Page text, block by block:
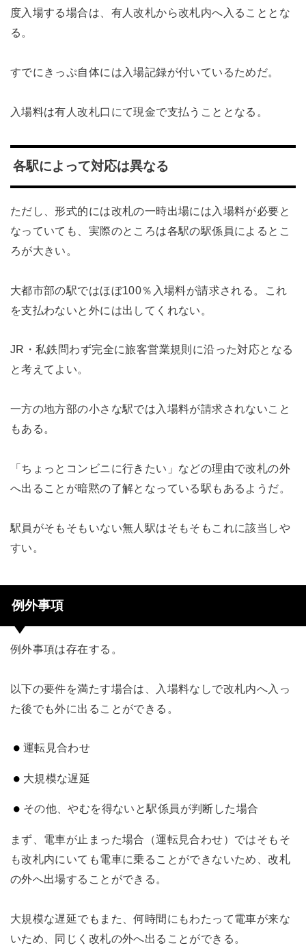
度入場する場合は、有人改札から改札内へ入ることとな
る。
すでにきっぷ自体には入場記録が付いているためだ。
入場料は有人改札口にて現金で支払うこととなる。
各駅によって対応は異なる
ただし、形式的には改札の一時出場には入場料が必要と
なっていても、実際のところは各駅の駅係員によるとこ
ろが大きい。
大都市部の駅ではほぼ100％入場料が請求される。これ
を支払わないと外には出してくれない。
JR・私鉄問わず完全に旅客営業規則に沿った対応となる
と考えてよい。
一方の地方部の小さな駅では入場料が請求されないこと
もある。
「ちょっとコンビニに行きたい」などの理由で改札の外
へ出ることが暗黙の了解となっている駅もあるようだ。
駅員がそもそもいない無人駅はそもそもこれに該当しや
すい。
例外事項
例外事項は存在する。
以下の要件を満たす場合は、入場料なしで改札内へ入っ
た後でも外に出ることができる。
運転見合わせ
大規模な遅延
その他、やむを得ないと駅係員が判断した場合
まず、電車が止まった場合（運転見合わせ）ではそもそ
も改札内にいても電車に乗ることができないため、改札
の外へ出場することができる。
大規模な遅延でもまた、何時間にもわたって電車が来な
いため、同じく改札の外へ出ることができる。